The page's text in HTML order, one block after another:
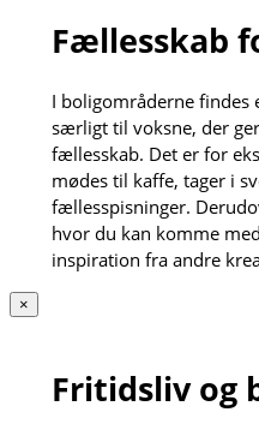
Fællesskab
I boligområderne
særligt til voksne, der
fællesskab. Det er for
mødes til kaffe, tager i
fællesspisninger.
hvor du kan komme
inspiration fra andre
×
Fritidsliv og